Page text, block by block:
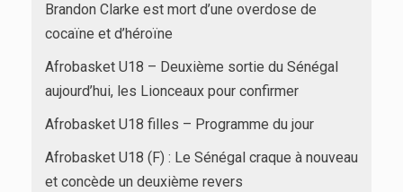
Brandon Clarke est mort d’une overdose de
cocaïne et d’héroïne
Afrobasket U18 – Deuxième sortie du Sénégal
aujourd’hui, les Lionceaux pour confirmer
Afrobasket U18 filles – Programme du jour
Afrobasket U18 (F) : Le Sénégal craque à nouveau
et concède un deuxième revers